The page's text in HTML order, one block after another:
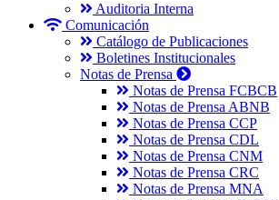
Auditoria Interna
Comunicación
Catálogo de Publicaciones
Boletines Institucionales
Notas de Prensa
Notas de Prensa FCBCB
Notas de Prensa ABNB
Notas de Prensa CCP
Notas de Prensa CDL
Notas de Prensa CNM
Notas de Prensa CRC
Notas de Prensa MNA